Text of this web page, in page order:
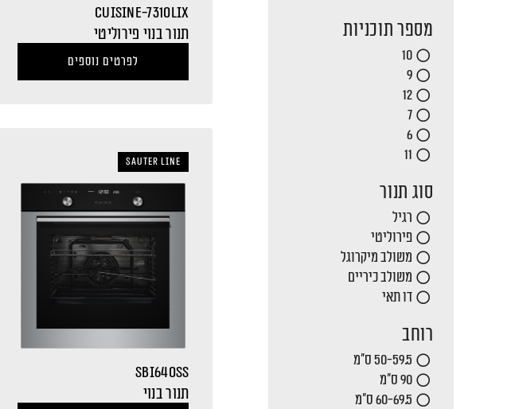
מספר תוכניות
10
9
12
7
6
11
סוג תנור
רגיל
פירוליטי
משולב מיקרוגל
משולב כיריים
דו תאי
רוחב
50-59.5 ס"מ
90 ס"מ
60-69.5 ס"מ
CUISINE-7310LIX
תנור בנוי פירוליטי
לפרטים נוספים
sauter LINE
SBI640SS
תנור בנוי